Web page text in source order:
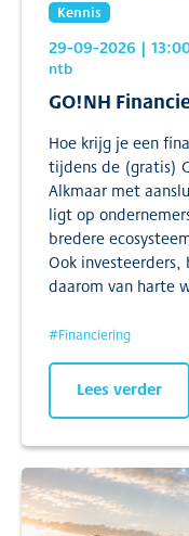
Kennis
29-09-2026 |
ntb
GO!NH
Hoe krijg je een
tijdens de (gratis)
Alkmaar met
ligt op
bredere
Ook
daarom van harte
#Financiering
Lees verder